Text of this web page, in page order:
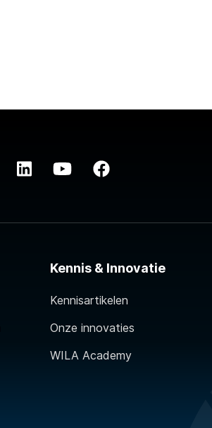
Kennis & Innovatie
Kennisartikelen
Onze innovaties
WILA Academy